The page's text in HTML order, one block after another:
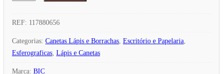
Esferográfica
Azul
1,6mm
REF: 117880656
Categorias: Canetas Lápis e Borrachas, Escritório e Papelaria,
Esferograficas, Lápis e Canetas
Marca: BIC